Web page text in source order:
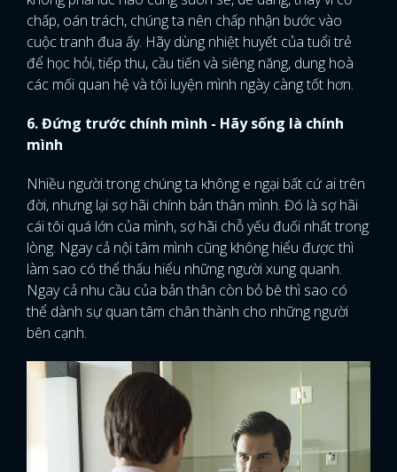
chấp, oán trách, chúng ta nên chấp nhận bước vào
cuộc tranh đua ấy. Hãy dùng nhiệt huyết của tuổi trẻ
để học hỏi, tiếp thu, cầu tiến và siêng năng, dung hoà
các mối quan hệ và tôi luyện mình ngày càng tốt hơn.
6. Đứng trước chính mình - Hãy sống là chính
mình
Nhiều người trong chúng ta không e ngại bất cứ ai trên
đời, nhưng lại sợ hãi chính bản thân mình. Đó là sợ hãi
cái tôi quá lớn của mình, sợ hãi chỗ yếu đuối nhất trong
lòng. Ngay cả nội tâm mình cũng không hiểu được thì
làm sao có thể thấu hiểu những người xung quanh.
Ngay cả nhu cầu của bản thân còn bỏ bê thì sao có
thể dành sự quan tâm chân thành cho những người
bên cạnh.